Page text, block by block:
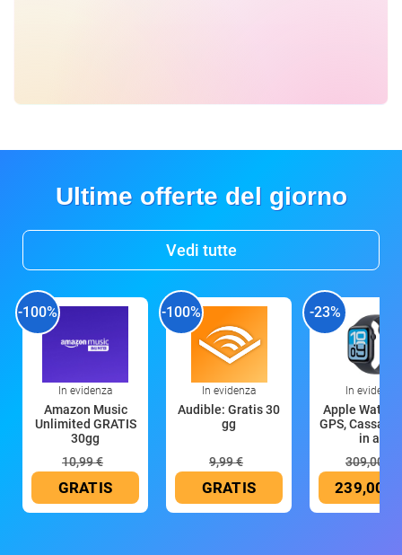
Ultime offerte del giorno
Vedi tutte
-100%
In evidenza
Amazon Music
Unlimited GRATIS
30gg
10,99 €
GRATIS
-100%
In evidenza
Audible: Gratis 30
gg
9,99 €
GRATIS
-23%
In evidenza
Apple Watch
GPS, Cassa
in all
309,00 €
239,00 €